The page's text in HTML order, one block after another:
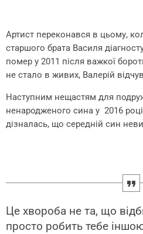
Артист переконався в цьому,
старшого брата Василя
помер у 2011 після важкої
не стало в живих, Валерій відчув
Наступним нещастям для
ненародженого сина у 2016
дізналась, що середній син
Це хвороба не та, що
просто робить тебе